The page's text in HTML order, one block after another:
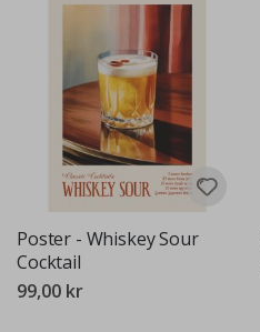
Poster - Whiskey Sour
Cocktail
99,00 kr